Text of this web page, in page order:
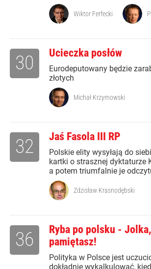
Wiktor Ferfecki
Ucieczka posłów
Eurodeputowany będzie
złotych
30
Michał Krzymowski
Jaś Fasola III RP
Polskie elity wysyłają do
kartki o strasznej dyktaturze
a potem triumfalnie je
32
Zdzisław Krasnodębski
Ryba po polsku -
pamiętasz!
Polityka w Polsce jest
dokładnie wykalkulować,
36